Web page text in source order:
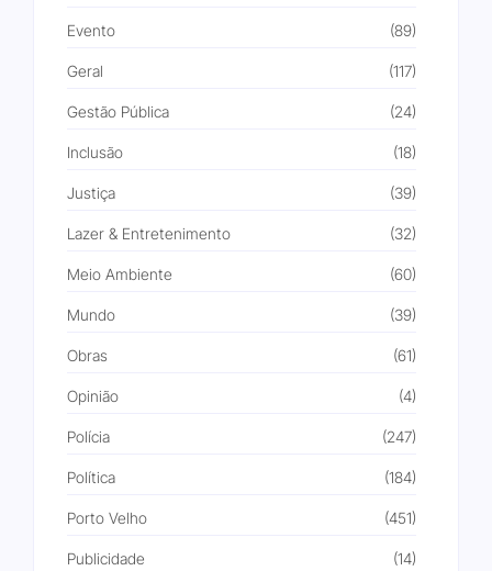
Evento (89)
Geral (117)
Gestão Pública (24)
Inclusão (18)
Justiça (39)
Lazer & Entretenimento (32)
Meio Ambiente (60)
Mundo (39)
Obras (61)
Opinião (4)
Polícia (247)
Política (184)
Porto Velho (451)
Publicidade (14)